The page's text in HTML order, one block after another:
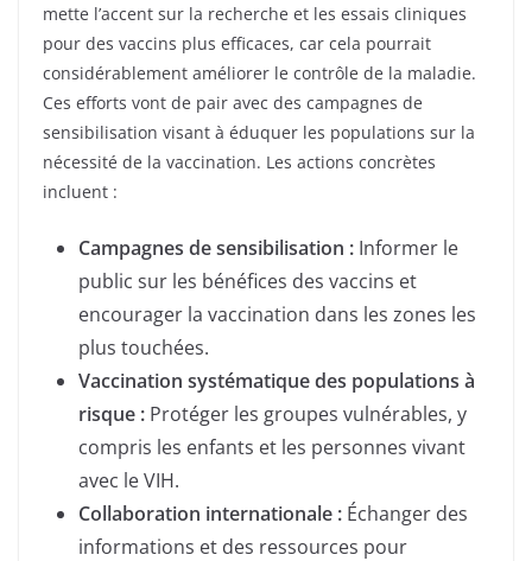
mette l’accent sur la recherche et les essais cliniques
pour des vaccins plus efficaces, car cela pourrait
considérablement améliorer le contrôle de la maladie.
Ces efforts vont de pair avec des campagnes de
sensibilisation visant à éduquer les populations sur la
nécessité de la vaccination. Les actions concrètes
incluent :
Campagnes de sensibilisation : Informer le
public sur les bénéfices des vaccins et
encourager la vaccination dans les zones les
plus touchées.
Vaccination systématique des populations à
risque : Protéger les groupes vulnérables, y
compris les enfants et les personnes vivant
avec le VIH.
Collaboration internationale : Échanger des
informations et des ressources pour